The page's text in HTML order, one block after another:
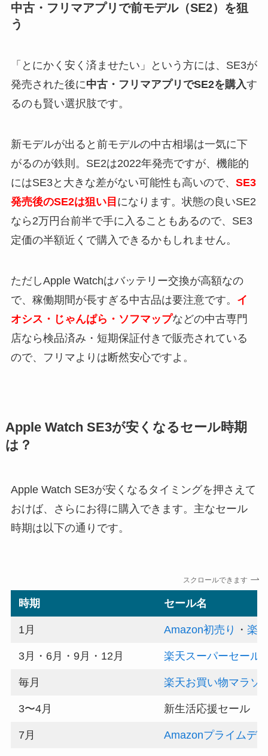
中古・フリマアプリで前モデル（SE2）を狙
う
「とにかく安く済ませたい」という方には、SE3が
発売された後に中古・フリマアプリでSE2を購入す
るのも賢い選択肢です。
新モデルが出ると前モデルの中古相場は一気に下
がるのが鉄則。SE2は2022年発売ですが、機能的
にはSE3と大きな差がない可能性も高いので、 SE3
発売後のSE2は狙い目 になります。状態の良いSE2
なら2万円台前半で手に入ることもあるので、SE3
定価の半額近くで購入できるかもしれません。
ただしApple Watchはバッテリー交換が高額なの
で、稼働期間が長すぎる中古品は要注意です。 イ
オシス・じゃんぱら・ソフマップなどの中古専門
店なら検品済み・短期保証付きで販売されている
ので、フリマよりは断然安心ですよ。
Apple Watch SE3が安くなるセール時期
は？
Apple Watch SE3が安くなるタイミングを押さえて
おけば、さらにお得に購入できます。主なセール
時期は以下の通りです。
スクロールできます
時期 セール名
1月 Amazon初売り ・楽
3月・6月・9月・12月 楽天スーパーセール
毎月 楽天お買い物マラソ
3〜4月 新生活応援セール
7月 Amazonプライムデー